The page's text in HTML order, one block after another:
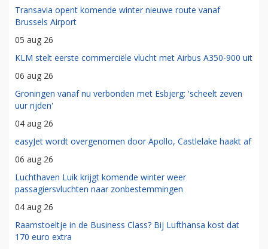
Transavia opent komende winter nieuwe route vanaf
Brussels Airport
05 aug 26
KLM stelt eerste commerciële vlucht met Airbus A350-900 uit
06 aug 26
Groningen vanaf nu verbonden met Esbjerg: 'scheelt zeven
uur rijden'
04 aug 26
easyJet wordt overgenomen door Apollo, Castlelake haakt af
06 aug 26
Luchthaven Luik krijgt komende winter weer
passagiersvluchten naar zonbestemmingen
04 aug 26
Raamstoeltje in de Business Class? Bij Lufthansa kost dat
170 euro extra